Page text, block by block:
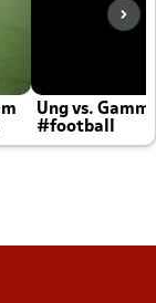
Ung vs.
#football